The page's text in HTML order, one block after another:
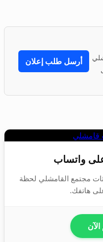
أرسل طلب إعلان
على واتساب
مجتمع القامشلي لحظة
هاتفك.